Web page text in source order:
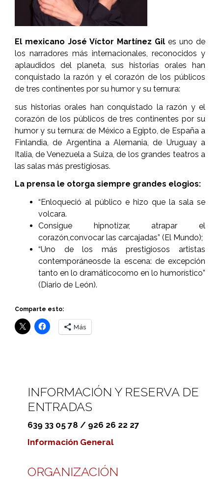
El mexicano José Víctor Martínez Gil es uno de
los narradores más internacionales, reconocidos y
aplaudidos del planeta, sus historias orales han
conquistado la razón y el corazón de los públicos
de tres continentes por su humor y su ternura:
sus historias orales han conquistado la razón y el
corazón de los públicos de tres continentes por su
humor y su ternura: de México a Egipto, de España a
Finlandia, de Argentina a Alemania, de Uruguay a
Italia, de Venezuela a Suiza, de los grandes teatros a
las salas más prestigiosas.
La prensa le otorga siempre grandes elogios:
“Enloqueció al público e hizo que la sala se
volcara.
Consigue hipnotizar, atrapar el
corazón,convocar las carcajadas” (El Mundo);
“Uno de los más prestigiosos artistas
contemporáneosde la escena: de excepción
tanto en lo dramáticocomo en lo humorístico”
(Diario de León).
Comparte esto:
Más
INFORMACIÓN Y RESERVA DE
ENTRADAS
639 33 05 78 / 926 26 22 27
Información General
ORGANIZACIÓN